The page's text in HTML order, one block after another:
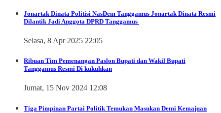
Jonartak Dinata Politisi NasDem Tanggamus Jonartak Dinata Resmi
Dilantik Jadi Anggota DPRD Tanggamus
Selasa, 8 Apr 2025 22:05
Ribuan Tim Pemenangan Paslon Bupati dan Wakil Bupati
Tanggamus Resmi Di kukuhkan
Jumat, 15 Nov 2024 12:08
Tiga Pimpinan Partai Politik Temukan Masukan Demi Kemajuan